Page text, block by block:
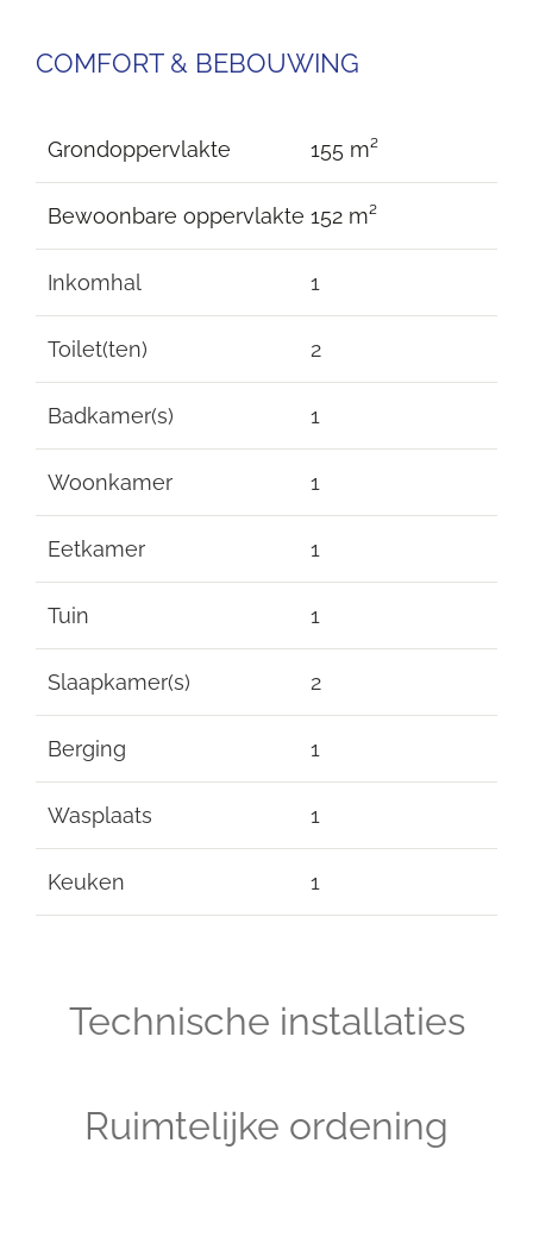
Technische installaties
Ruimtelijke ordening
COMFORT & BEBOUWING
Grondoppervlakte 155 m²
Bewoonbare oppervlakte 152 m²
Inkomhal 1
Toilet(ten) 2
Badkamer(s) 1
Woonkamer 1
Eetkamer 1
Tuin 1
Slaapkamer(s) 2
Berging 1
Wasplaats 1
Keuken 1